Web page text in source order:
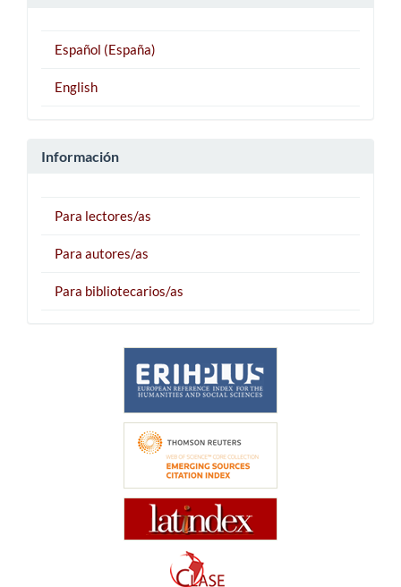
Español (España)
English
Información
Para lectores/as
Para autores/as
Para bibliotecarios/as